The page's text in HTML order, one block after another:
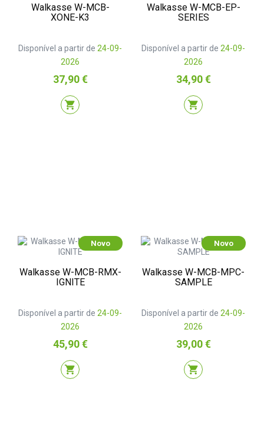
Walkasse W-MCB-
XONE-K3
Disponível a partir de 24-09-
2026
Preço
37,90 €
shopping_cart
Walkasse W-MCB-EP-
SERIES
Disponível a partir de 24-09-
2026
Preço
34,90 €
shopping_cart
Novo
Walkasse W-MCB-RMX-
IGNITE
Disponível a partir de 24-09-
2026
Preço
45,90 €
shopping_cart
Novo
Walkasse W-MCB-MPC-
SAMPLE
Disponível a partir de 24-09-
2026
Preço
39,00 €
shopping_cart